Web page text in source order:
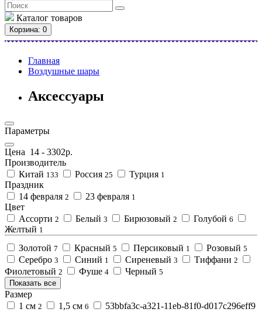
Каталог товаров
Корзина: 0
Главная
Воздушные шары
Аксессуары
Параметры
Цена 14 - 3302р.
Производитель
Китай 133 Россия 25 Турция 1
Праздник
14 февраля 2 23 февраля 1
Цвет
Ассорти 2 Белый 3 Бирюзовый 2 Голубой 6
Желтый 1
Золотой 7 Красный 5 Персиковый 1 Розовый 5
Серебро 3 Синий 1 Сиреневый 3 Тиффани 2
Фиолетовый 2 Фуше 4 Черный 5
Показать все
Размер
1 см 2 1,5 см 6 53bbfa3c-a321-11eb-81f0-d017c296eff9